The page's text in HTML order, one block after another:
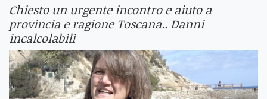
Chiesto un urgente incontro e aiuto a
provincia e ragione Toscana.. Danni
incalcolabili